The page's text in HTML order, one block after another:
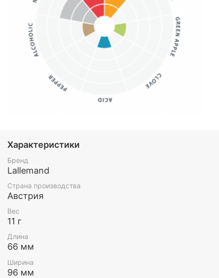
Характеристики
Бренд
Lallemand
Страна производства
Австрия
Вес
11 г
Длина
66 мм
Ширина
96 мм